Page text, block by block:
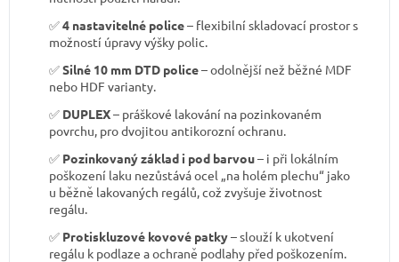
✅4 nastavitelné police– flexibilní skladovací prostor s
možností úpravy výšky polic.
✅Silné 10 mm DTD police– odolnější než běžné MDF
nebo HDF varianty.
✅ DUPLEX– práškové lakování na pozinkovaném
povrchu, pro dvojitou antikorozní ochranu.
✅ Pozinkovaný základ i pod barvou– i při lokálním
poškození laku nezůstává ocel „na holém plechu“ jako
u běžně lakovaných regálů, což zvyšuje životnost
regálu.
✅ Protiskluzové kovové patky– slouží k ukotvení
regálu k podlaze a ochraně podlahy před poškozením.